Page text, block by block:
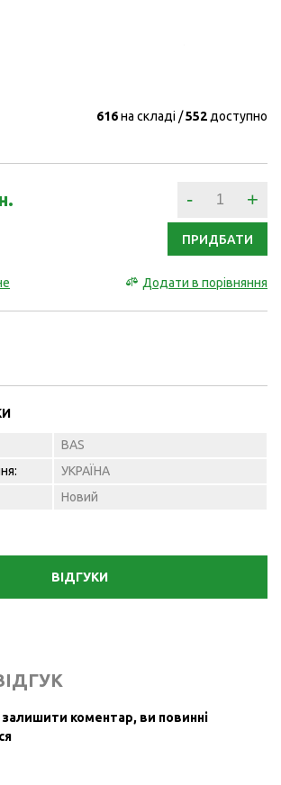
616на складі 552 доступно
- +
ПРИДБАТИ
Додати в порівняння
BAS
УКРАЇНА
Новий
ВІДГУКИ
коментар, ви повинні